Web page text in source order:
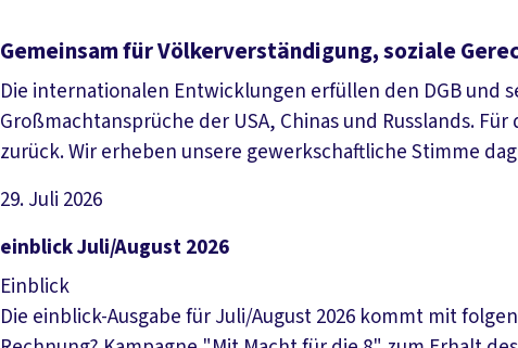
Gemeinsam für Völkerverständigung, soziale
Die internationalen Entwicklungen erfüllen den DGB und
Großmachtansprüche der USA, Chinas und Russlands.
zurück. Wir erheben unsere gewerkschaftliche Stimme
29. Juli 2026
Datei herunterladen
einblick Juli/August 2026
Einblick
Die einblick-Ausgabe für Juli/August 2026 kommt mit